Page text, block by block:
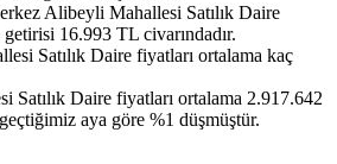
Alibeyli Mahallesi Satılık Daire
16.993 TL civarındadır.
Satılık Daire fiyatları ortalama kaç
Satılık Daire fiyatları ortalama 2.917.642
aya göre %1 düşmüştür.